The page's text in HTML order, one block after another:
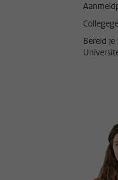
Bereid